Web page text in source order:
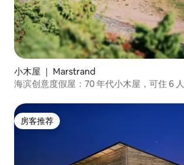
小木屋 ｜ Marstrand
海滨创意度假屋：70 年代小木屋，可住 6 人
房客推荐
房客推荐